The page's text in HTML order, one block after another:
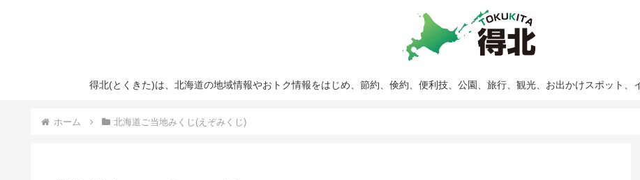
得北(とくきた)は、北海道の地域情報やおトク情報をはじめ、節約、倹約、便利技、公園、旅行、観光、お出かけスポット、
ホーム 北海道ご当地みくじ(えぞみくじ)